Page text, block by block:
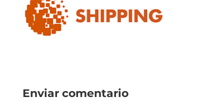
Enviar comentario